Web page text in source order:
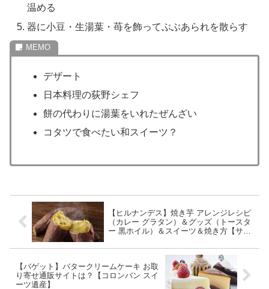
温める
器に小豆・生湯葉・苺を飾ってぶぶあられを散らす
デザート
日本料理の荻野シェフ
餅の代わりに湯葉をいれたぜんざい
コタツで食べたい和スイーツ？
【ヒルナンデス】焼き芋 アレンジレシピ
（カレー グラタン）＆グッズ（トースタ
ー 黒ホイル）＆スイーツ＆焼き方【サツ
【バゲット】バタークリームケーキ お取
り寄せ通販サイトは？【コロンバン スイ
ーツ遺産】